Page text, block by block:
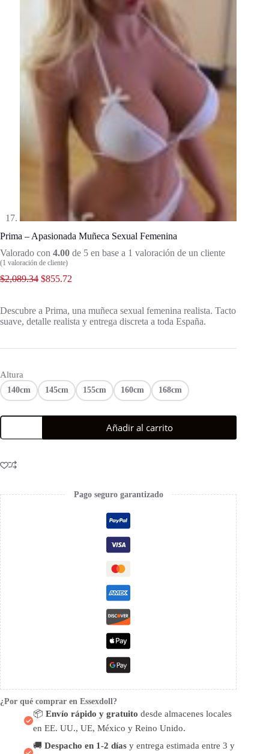
Prima – Apasionada Muñeca Sexual Femenina
Valorado con 4.00 de 5 en base a 1 valoración de un cliente
(1 valoración de cliente)
$2,089.34 $855.72
Descubre a Prima, una muñeca sexual femenina realista. Tacto
suave, detalle realista y entrega discreta a toda España.
Altura
140cm 145cm 155cm 160cm 168cm
Añadir al carrito
Pago seguro garantizado
¿Por qué comprar en Essexdoll?
📦 Envío rápido y gratuito desde almacenes locales
en EE. UU., UE, México y Reino Unido.
🚚 Despacho en 1-2 días y entrega estimada entre 3 y